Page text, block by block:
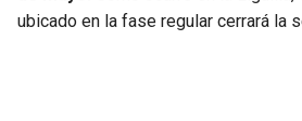
ubicado en la fase regular cerrará la